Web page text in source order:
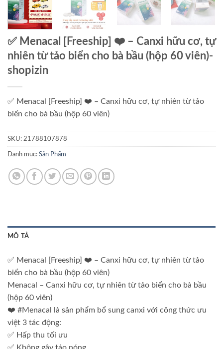
✅ Menacal [Freeship] ❤️ – Canxi hữu cơ, tự
nhiên từ tảo biển cho bà bầu (hộp 60 viên)-
shopizin
✅ Menacal [Freeship] ❤️ – Canxi hữu cơ, tự nhiên từ tảo
biển cho bà bầu (hộp 60 viên)
SKU: 21788107878
Danh mục: Sản Phẩm
MÔ TẢ
✅ Menacal [Freeship] ❤️ – Canxi hữu cơ, tự nhiên từ tảo
biển cho bà bầu (hộp 60 viên)
Menacal – Canxi hữu cơ, tự nhiên từ tảo biển cho bà bầu
(hộp 60 viên)
❤️ #Menacal là sản phẩm bổ sung canxi với công thức ưu
việt 3 tác động:
✅ Hấp thu tối ưu